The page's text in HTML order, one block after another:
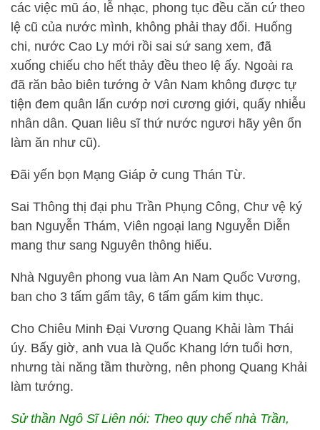
các việc mũ áo, lễ nhạc, phong tục đều căn cứ theo
lệ cũ của nước mình, không phải thay đổi. Huống
chi, nước Cao Ly mới rồi sai sứ sang xem, đã
xuống chiếu cho hết thảy đều theo lệ ấy. Ngoài ra
đã răn bảo biên tướng ở Vân Nam không được tự
tiện đem quân lấn cướp nơi cương giới, quấy nhiễu
nhân dân. Quan liêu sĩ thứ nước ngươi hãy yên ổn
làm ăn như cũ).
Đãi yến bọn Mạng Giáp ở cung Thán Từ.
Sai Thông thị đại phu Trần Phụng Công, Chư vệ ký
ban Nguyễn Thám, Viên ngoại lang Nguyễn Diễn
mang thư sang Nguyên thông hiếu.
Nhà Nguyên phong vua làm An Nam Quốc Vương,
ban cho 3 tấm gấm tây, 6 tấm gấm kim thục.
Cho Chiêu Minh Đại Vương Quang Khải làm Thái
úy. Bấy giờ, anh vua là Quốc Khang lớn tuổi hơn,
nhưng tài năng tầm thường, nên phong Quang Khải
làm tướng.
Sử thần Ngô Sĩ Liên nói: Theo quy chế nhà Trần,